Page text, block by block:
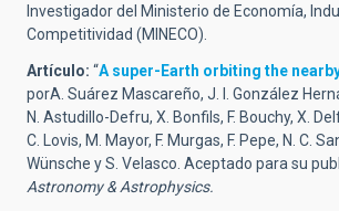
Investigador del Ministerio de Economía,
Competitividad (MINECO).
Artículo: “A super-Earth orbiting the
porA. Suárez Mascareño, J. I. González
N. Astudillo-Defru, X. Bonfils, F. Bouchy, X.
C. Lovis, M. Mayor, F. Murgas, F. Pepe, N. C.
Wünsche y S. Velasco. Aceptado para su
Astronomy & Astrophysics.